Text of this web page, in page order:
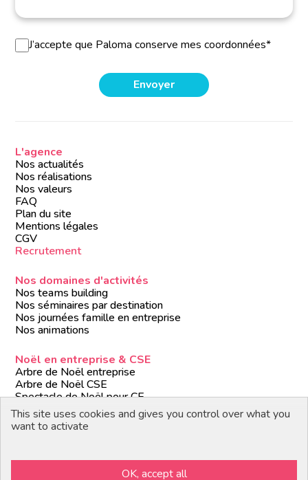
J’accepte que Paloma conserve mes coordonnées*
L'agence
Nos actualités
Nos réalisations
Nos valeurs
FAQ
Plan du site
Mentions légales
CGV
Recrutement
Nos domaines d'activités
Nos teams building
Nos séminaires par destination
Nos journées famille en entreprise
Nos animations
Noël en entreprise & CSE
Arbre de Noël entreprise
Arbre de Noël CSE
Spectacle de Noël pour CE
Animations de Noël entreprise
Formules de Noël clé en main
This site uses cookies and gives you control over what you
want to activate
OK, accept all